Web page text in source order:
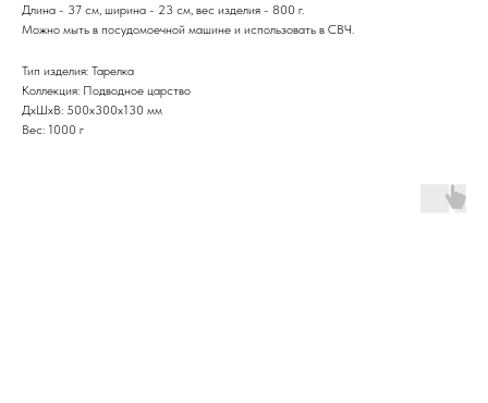
Длина - 37 см, ширина - 23 см, вес изделия - 800 г.
Можно мыть в посудомоечной машине и использовать в СВЧ.
Тип изделия: Тарелка
Коллекция: Подводное царство
ДxШxВ: 500x300x130 мм
Вес: 1000 г